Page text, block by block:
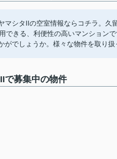
マシタIIの空室情報ならコチラ。
できる、利便性の高いマンション
がでしょうか。様々な物件を取り
で募集中の物件